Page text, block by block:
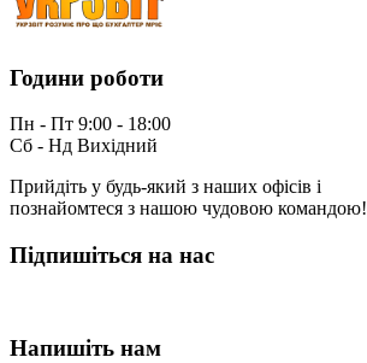
Години роботи
Пн - Пт 9:00 - 18:00
Сб - Нд Вихідний
Прийдіть у будь-який з наших офісів і
познайомтеся з нашою чудовою командою!
Підпишіться на нас
Напишіть нам